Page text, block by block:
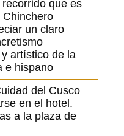
que es
Chinchero
un claro
artístico de la
e hispano
del Cusco
en el hotel.
a la plaza de